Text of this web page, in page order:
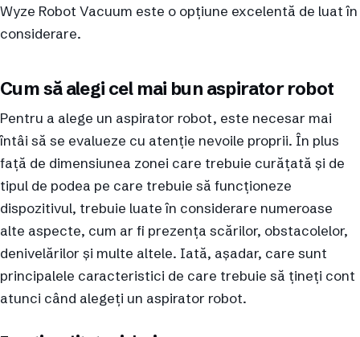
Wyze Robot Vacuum este o opțiune excelentă de luat în
considerare.
Cum să alegi cel mai bun aspirator robot
Pentru a alege un aspirator robot, este necesar mai
întâi să se evalueze cu atenție nevoile proprii. În plus
față de dimensiunea zonei care trebuie curățată și de
tipul de podea pe care trebuie să funcționeze
dispozitivul, trebuie luate în considerare numeroase
alte aspecte, cum ar fi prezența scărilor, obstacolelor,
denivelărilor și multe altele. Iată, așadar, care sunt
principalele caracteristici de care trebuie să țineți cont
atunci când alegeți un aspirator robot.